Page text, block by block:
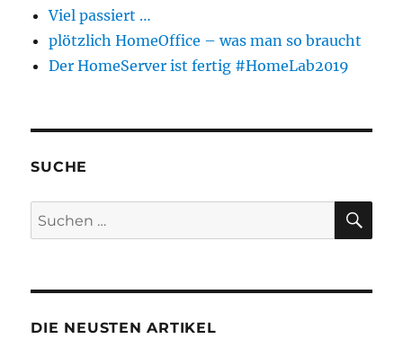
Viel passiert …
plötzlich HomeOffice – was man so braucht
Der HomeServer ist fertig #HomeLab2019
SUCHE
Suchen
nach:
DIE NEUSTEN ARTIKEL